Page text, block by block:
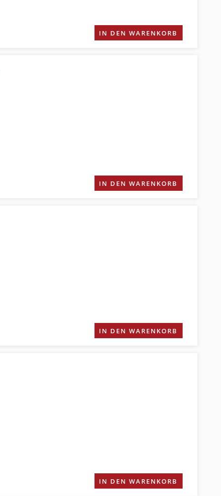
IN DEN WARENKORB
IN DEN WARENKORB
IN DEN WARENKORB
IN DEN WARENKORB